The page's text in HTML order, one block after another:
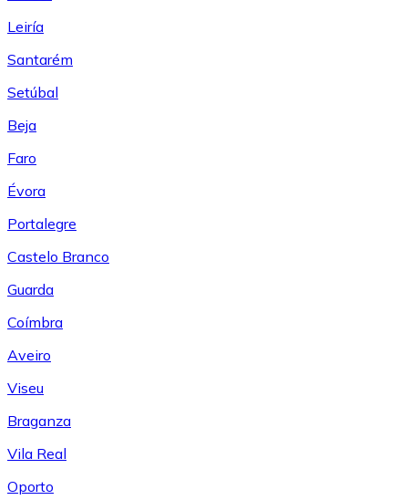
Leiría
Santarém
Setúbal
Beja
Faro
Évora
Portalegre
Castelo Branco
Guarda
Coímbra
Aveiro
Viseu
Braganza
Vila Real
Oporto